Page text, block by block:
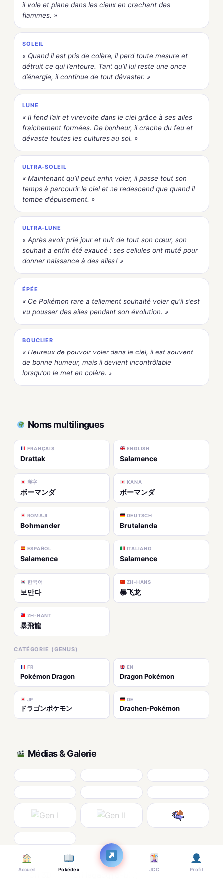
il vole et plane dans les cieux en crachant des
flammes. »
SOLEIL
« Quand il est pris de colère, il perd toute mesure et
détruit ce qui l’entoure. Tant qu’il lui reste une once
d’énergie, il continue de tout dévaster. »
LUNE
« Il fend l’air et virevolte dans le ciel grâce à ses ailes
fraîchement formées. De bonheur, il crache du feu et
dévaste toutes les cultures au sol. »
ULTRA-SOLEIL
« Maintenant qu’il peut enfin voler, il passe tout son
temps à parcourir le ciel et ne redescend que quand il
tombe d’épuisement. »
ULTRA-LUNE
« Après avoir prié jour et nuit de tout son cœur, son
souhait a enfin été exaucé : ses cellules ont muté pour
donner naissance à des ailes ! »
ÉPÉE
« Ce Pokémon rare a tellement souhaité voler qu’il s’est
vu pousser des ailes pendant son évolution. »
BOUCLIER
« Heureux de pouvoir voler dans le ciel, il est souvent
de bonne humeur, mais il devient incontrôlable
lorsqu’on le met en colère. »
Noms multilingues
FRANÇAIS
Drattak
ENGLISH
Salamence
漢字
ボーマンダ
KANA
ボーマンダ
ROMAJI
Bohmander
DEUTSCH
Brutalanda
ESPAÑOL
Salamence
ITALIANO
Salamence
한국어
보만다
ZH-HANS
暴飞龙
ZH-HANT
暴飛龍
CATÉGORIE (GENUS)
FR
Pokémon Dragon
EN
Dragon Pokémon
JP
ドラゴンポケモン
DE
Drachen-Pokémon
Médias & Galerie
CRIS AUDIO
Cri 3D Cri legacy (8-bit)
Accueil Pokédex JCC Profil